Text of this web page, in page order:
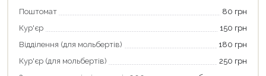
карту
щоб
зекономити
та
отримати
покупку
«Національний
кешбек»
та
отримуйте
Поштомат
80 грн
Кур'єр
150 грн
Відділення (для мольбертів)
180 грн
Кур'єр (для мольбертів)
250 грн